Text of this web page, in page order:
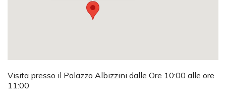
Visita presso il Palazzo Albizzini dalle Ore 10:00 alle ore
11:00